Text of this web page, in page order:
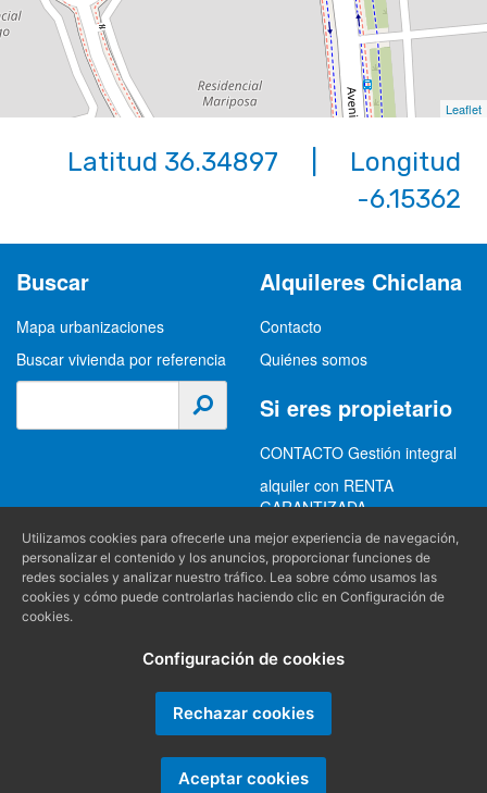
Leaflet
Latitud 36.34897 | Longitud
-6.15362
Buscar
Mapa urbanizaciones
Buscar vivienda por referencia
Alquileres Chiclana
Contacto
Quiénes somos
Si eres propietario
CONTACTO Gestión integral
alquiler con RENTA
GARANTIZADA
GESTION INTEGRAL
ALQUILER
Información
Política de privacidad
Condiciones generales
(+34) 956 489 403
info@alquilereschiclana.com
Utilizamos cookies para ofrecerle una mejor experiencia de navegación,
personalizar el contenido y los anuncios, proporcionar funciones de
redes sociales y analizar nuestro tráfico. Lea sobre cómo usamos las
cookies y cómo puede controlarlas haciendo clic en Configuración de
cookies.
Configuración de cookies
Rechazar cookies
Aceptar cookies